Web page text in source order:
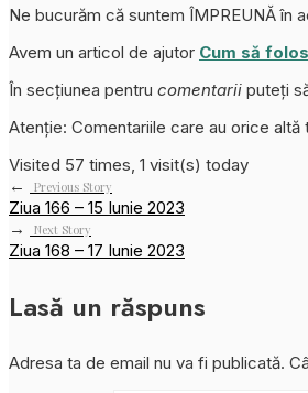
Ne bucurăm că suntem ÎMPREUNĂ în
Avem un articol de ajutor Cum să
În secțiunea pentru comentarii puteți
Atenție: Comentariile care au orice
Visited 57 times, 1 visit(s) today
←
Previous Story
Ziua 166 – 15 Iunie 2023
→
Next Story
Ziua 168 – 17 Iunie 2023
Lasă un răspuns
Adresa ta de email nu va fi publicată.